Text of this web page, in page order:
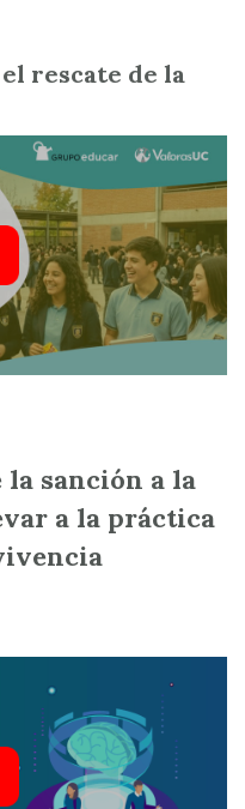
rescate de la
sanción a la
a la práctica